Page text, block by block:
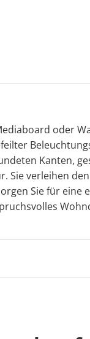
oder
Kanten,
Sie verleihen
Sie für